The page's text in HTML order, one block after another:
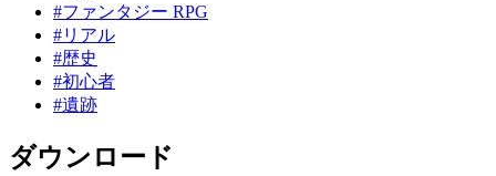
#ファンタジー RPG
#リアル
#歴史
#初心者
#遺跡
ダウンロード